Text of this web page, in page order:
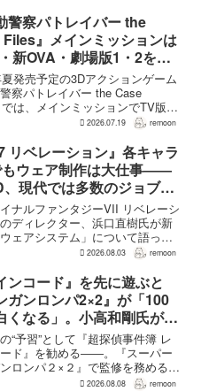
で、不評に分類されたレビュ...
警察パトレイバー the
』メインミッションは
新OVA・劇場版1・2をカ
零式とヘルハウンドを動か
“アナザーサイドミッショ
装
発売予定の3Dアクションゲーム
警察パトレイバー the Case
は、メインミッションでTV版、
、劇場版第1作・第2作の範囲をカ
めるグッドスマイルカンパニー
2026.07.19 remoon
リベレーション』各キャラ
ウェア制作は大仕事――
現代では多数のジョブを
盛り込むのは極めて困難と
イナルファンタジーVII リベレーシ
ディレクター、浜口直樹氏が新
ェアシステム」について語っ
作では8人のパーティキャラクター
ャラクター数が多いため、作業量
りのものにな...
2026.08.03 remoon
ンコード』を先に遊ぶと
ガンロンパ2×2』が「100
くなる」。小高和剛氏がプ
おすすめ
“予習”として『超探偵事件簿 レ
ド』を勧める――。『スーパー
ロンパ２×２』で監修を務める小
氏が、そんなメッセージをファン
2026.08.08 remoon